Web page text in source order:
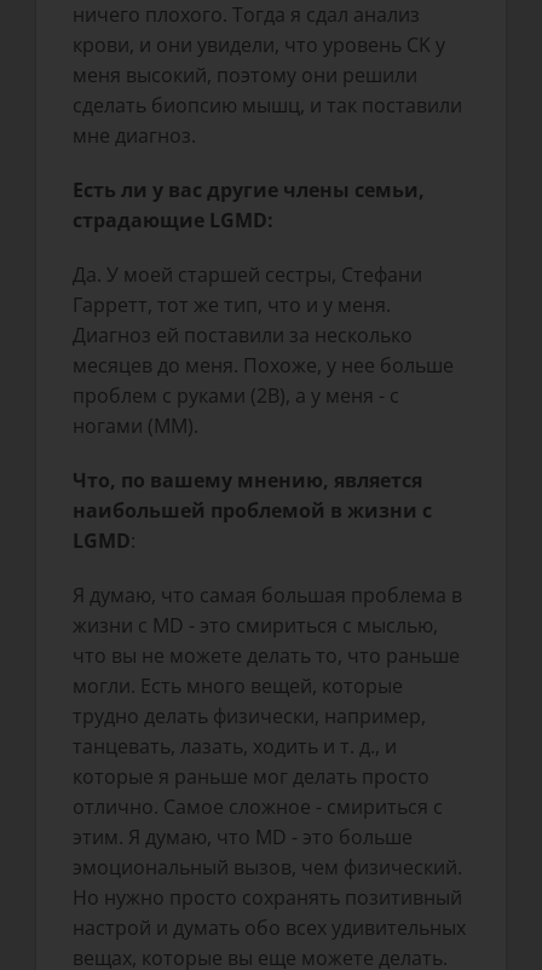
ничего плохого. Тогда я сдал анализ
крови, и они увидели, что уровень CK у
меня высокий, поэтому они решили
сделать биопсию мышц, и так поставили
мне диагноз.
Есть ли у вас другие члены семьи,
страдающие LGMD:
Да. У моей старшей сестры, Стефани
Гарретт, тот же тип, что и у меня.
Диагноз ей поставили за несколько
месяцев до меня. Похоже, у нее больше
проблем с руками (2В), а у меня - с
ногами (ММ).
Что, по вашему мнению, является
наибольшей проблемой в жизни с
LGMD:
Я думаю, что самая большая проблема в
жизни с MD - это смириться с мыслью,
что вы не можете делать то, что раньше
могли. Есть много вещей, которые
трудно делать физически, например,
танцевать, лазать, ходить и т. д., и
которые я раньше мог делать просто
отлично. Самое сложное - смириться с
этим. Я думаю, что MD - это больше
эмоциональный вызов, чем физический.
Но нужно просто сохранять позитивный
настрой и думать обо всех удивительных
вещах, которые вы еще можете делать.